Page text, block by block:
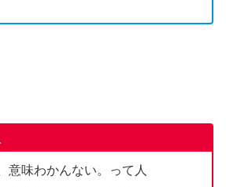
意味わかんない。って人